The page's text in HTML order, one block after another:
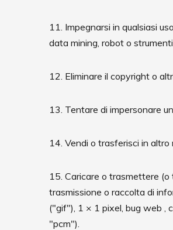
11. Impegnarsi in qualsiasi
data mining, robot o
12. Eliminare il copyright o
13. Tentare di impersonare
14. Vendi o trasferisci in altro
15. Caricare o trasmettere
trasmissione o raccolta di
("gif"), 1 × 1 pixel, bug web ,
"pcm").